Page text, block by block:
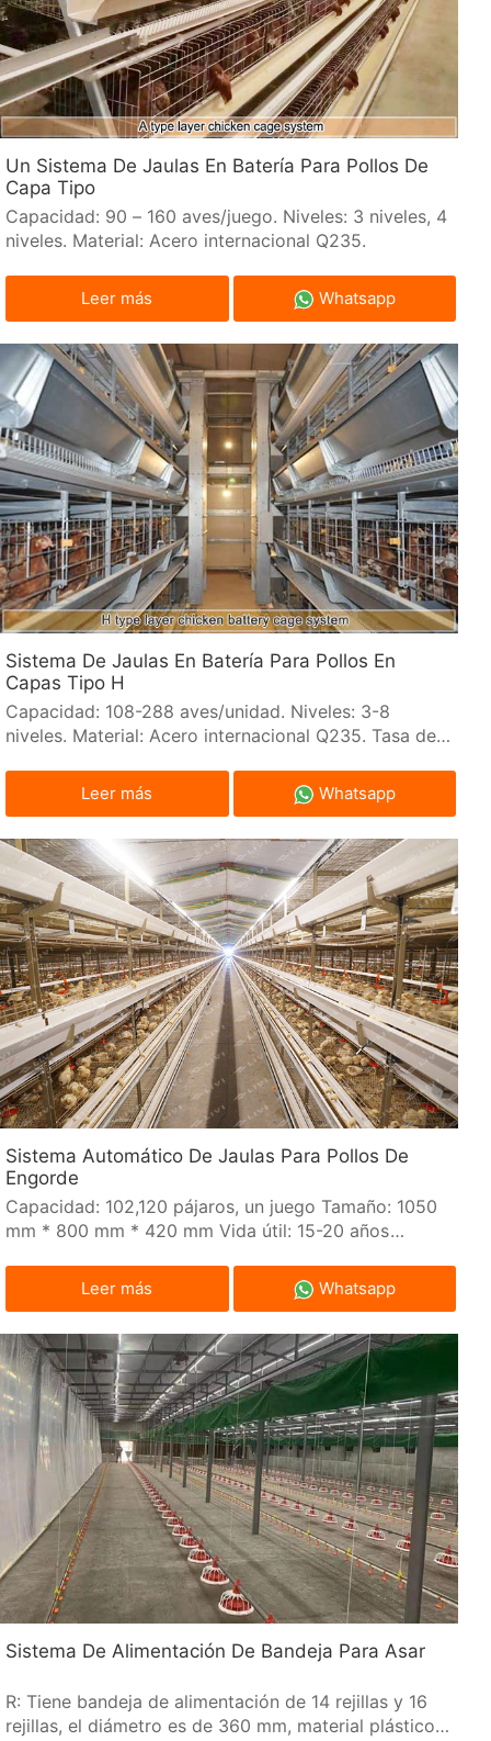
Un Sistema De Jaulas En Batería Para Pollos De
Capa Tipo
Capacidad: 90 – 160 aves/juego. Niveles: 3 niveles, 4
niveles. Material: Acero internacional Q235.
Leer más Whatsapp
Sistema De Jaulas En Batería Para Pollos En
Capas Tipo H
Capacidad: 108-288 aves/unidad. Niveles: 3-8
niveles. Material: Acero internacional Q235. Tasa de
Leer más Whatsapp
Sistema Automático De Jaulas Para Pollos De
Engorde
Capacidad: 102,120 pájaros, un juego Tamaño: 1050
mm * 800 mm * 420 mm Vida útil: 15-20 años
Leer más Whatsapp
Sistema De Alimentación De Bandeja Para Asar
R: Tiene bandeja de alimentación de 14 rejillas y 16
rejillas, el diámetro es de 360 mm, material plástico